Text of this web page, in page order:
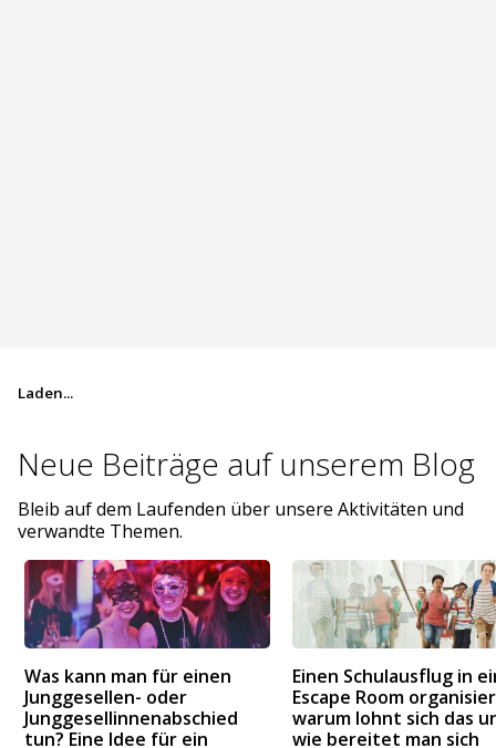
Laden...
Neue Beiträge aufunserem Blog
Bleib auf dem Laufenden über unsere Aktivitäten und
verwandte Themen.
Was kann man für einen
Junggesellen- oder
Junggesellinnenabschied
tun? Eine Idee für ein
Einen Schulausflug in
Escape Room
warum lohnt sich das
wie bereitet man sich